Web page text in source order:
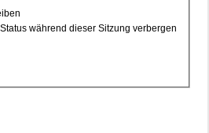
während dieser Sitzung verbergen